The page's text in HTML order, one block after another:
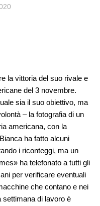
la vittoria del suo rivale e
del 3 novembre.
sia il suo obiettivo, ma
– la fotografia di un
americana, con la
ha fatto alcuni
i riconteggi, ma un
ha telefonato a tutti gli
per verificare eventuali
che contano e nei
settimana di lavoro è